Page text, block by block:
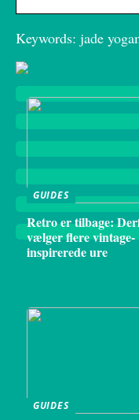
Keywords: jade
GUIDES
Retro er tilbage:
vælger flere vintage-
inspirerede ure
GUIDES